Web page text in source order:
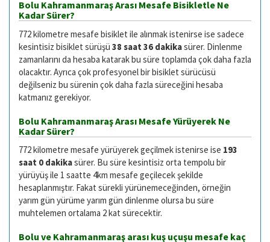
Bolu Kahramanmaraş Arası Mesafe Bisikletle Ne
Kadar Sürer?
772 kilometre mesafe bisiklet ile alınmak istenirse ise sadece
kesintisiz bisiklet sürüşü 38 saat 36 dakikasürer. Dinlenme
zamanlarını da hesaba katarak bu süre toplamda çok daha fazla
olacaktır. Ayrıca çok profesyonel bir bisiklet sürücüsü
değilseniz bu sürenin çok daha fazla süreceğini hesaba
katmanız gerekiyor.
Bolu Kahramanmaraş Arası Mesafe Yürüyerek Ne
Kadar Sürer?
772 kilometre mesafe yürüyerek geçilmek istenirse ise 193
saat 0 dakikasürer. Bu süre kesintisiz orta tempolu bir
yürüyüş ile 1 saatte 4km mesafe geçilecek şekilde
hesaplanmıştır. Fakat sürekli yürünemeceğinden, örneğin
yarım gün yürüme yarım gün dinlenme olursa bu süre
muhtelemen ortalama 2 kat sürecektir.
Bolu ve Kahramanmaraş arası kuş uçuşu mesafe kaç